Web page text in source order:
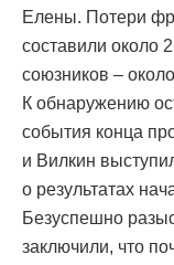
Елены. Потери
составили около
союзников –
К обнаружению
события конца
и Вилкин
о результатах
Безуспешно
заключили, что